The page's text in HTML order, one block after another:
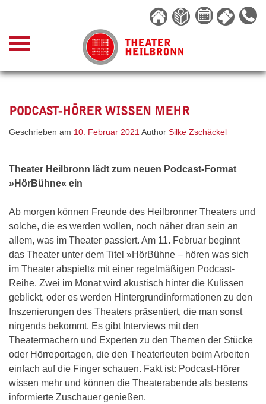
content
PODCAST-HÖRER WISSEN MEHR
Geschrieben am 10. Februar 2021 Author Silke Zschäckel
Theater Heilbronn lädt zum neuen Podcast-Format
»HörBühne« ein
Ab morgen können Freunde des Heilbronner Theaters und
solche, die es werden wollen, noch näher dran sein an
allem, was im Theater passiert. Am 11. Februar beginnt
das Theater unter dem Titel »HörBühne – hören was sich
im Theater abspielt« mit einer regelmäßigen Podcast-
Reihe. Zwei im Monat wird akustisch hinter die Kulissen
geblickt, oder es werden Hintergrundinformationen zu den
Inszenierungen des Theaters präsentiert, die man sonst
nirgends bekommt. Es gibt Interviews mit den
Theatermachern und Experten zu den Themen der Stücke
oder Hörreportagen, die den Theaterleuten beim Arbeiten
einfach auf die Finger schauen. Fakt ist: Podcast-Hörer
wissen mehr und können die Theaterabende als bestens
informierte Zuschauer genießen.